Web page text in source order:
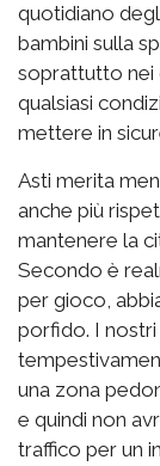
quotidiano
bambini sulla
soprattutto nei
qualsiasi
mettere in
Asti merita
anche più
mantenere la
Secondo è
per gioco,
porfido. I
una zona
e quindi non
traffico per un